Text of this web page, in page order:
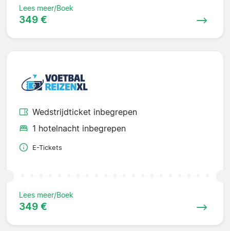
Lees meer/Boek
349 €
Wedstrijdticket inbegrepen
1 hotelnacht inbegrepen
E-Tickets
Lees meer/Boek
349 €